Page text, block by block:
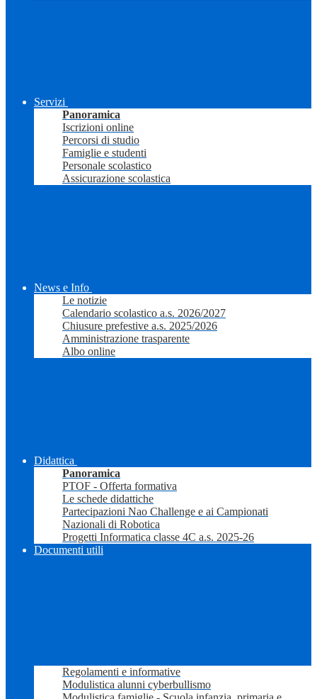
Servizi
Panoramica
Iscrizioni online
Percorsi di studio
Famiglie e studenti
Personale scolastico
Assicurazione scolastica
News e Info
Le notizie
Calendario scolastico a.s. 2026/2027
Chiusure prefestive a.s. 2025/2026
Amministrazione trasparente
Albo online
Didattica
Panoramica
PTOF - Offerta formativa
Le schede didattiche
Partecipazioni Nao Challenge e ai Campionati
Nazionali di Robotica
Progetti Informatica classe 4C a.s. 2025-26
Documenti utili
Regolamenti e informative
Modulistica alunni cyberbullismo